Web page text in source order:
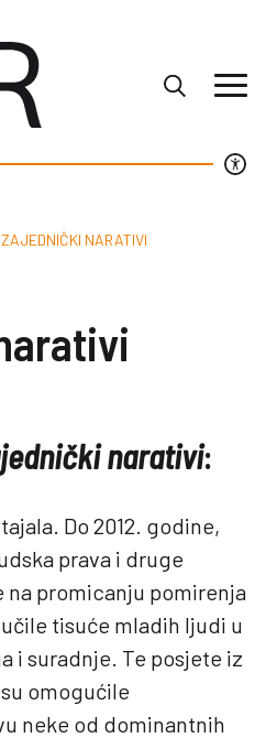
ZAJEDNIČKI NARATIVI
narativi:
Do 2012. godine,
prava i druge
na promicanju pomirenja
tisuće mladih ljudi u
i suradnje. Te posjete iz
omogućile
neke od dominantnih